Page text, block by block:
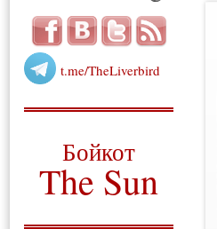
t.me/TheLiverbird
Бойкот
The Sun